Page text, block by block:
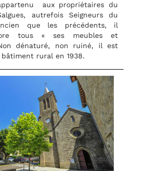
aux propriétaires du
autrefois Seigneurs du
que les précédents, il
tous « ses meubles et
dénaturé, non ruiné, il est
rural en 1938.